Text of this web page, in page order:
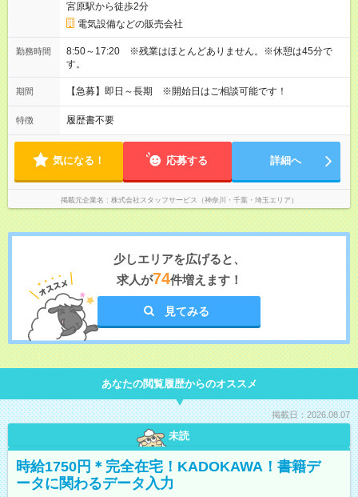
宮原駅から徒歩2分
電気設備などの販売会社
勤務時間
8:50～17:20 ※残業はほとんどありません。※休憩は45分で
す。
期間 【急募】即日～長期 ※開始日はご相談可能です！
特徴 履歴書不要
気になる！ 応募する 詳細へ
掲載元企業名 株式会社スタッフサービス（神奈川・千葉・埼玉エリア）
少しエリアを広げると、
求人が74件増えます！
見てみる
あなたの閲覧履歴からのオススメ
掲載日：2026.08.07
未読
時給1750円＊完全在宅！KADOKAWA！書籍デ
ータに関わるデータ入力